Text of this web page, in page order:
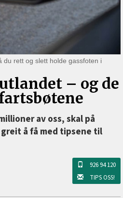
du rett og slett holde gassfoten i
–⁠ og de
av oss, skal på
å få med tipsene til
926 94 120
TIPS OSS!